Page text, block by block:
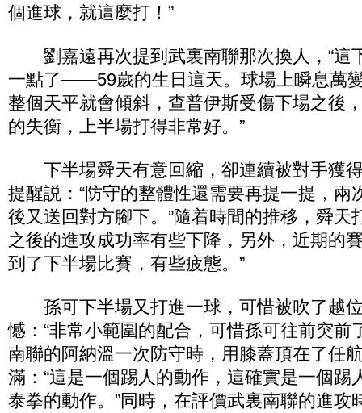
個進球，就這麼打！”
劉嘉遠再次提到武裏南聯那次換人，“這
一點了——59歲的生日這天。球場上瞬息萬
整個天平就會傾斜，查普伊斯受傷下場之後
的失衡，上半場打得非常好。”
下半場舜天有意回縮，卻連續被對手獲
提醒説：“防守的整體性還需要再提一提，兩
後又送回對方腳下。”隨着時間的推移，舜天
之後的進攻成功率有些下降，另外，近期的
到了下半場比賽，有些疲態。”
孫可下半場又打進一球，可惜被吹了越
憾：“非常小範圍的配合，可惜孫可往前突前
南聯的阿納溫一次防守時，用膝蓋頂在了任
滿：“這是一個踢人的動作，這確實是一個踢
泰拳的動作。”同時，在評價武裏南聯的進攻